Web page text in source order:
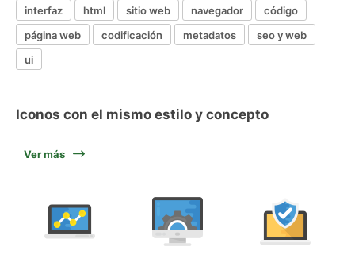
interfaz
html sitio web navegador
código
página web
codificación metadatos
seo y web
ui
Iconos con el mismo estilo y concepto
Ver más